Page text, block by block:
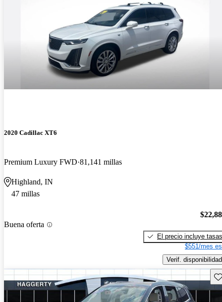
2020 Cadillac XT6
Premium Luxury FWD 81,141 millas
Highland, IN
47 millas
Buena oferta
El precio incluye tasas
$551/mes
Verif. disponibilidad